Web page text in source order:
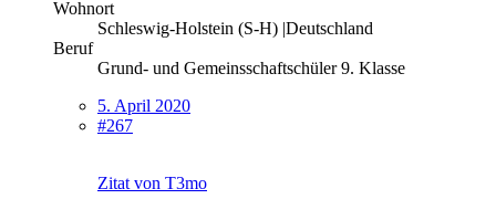
Wohnort
Schleswig-Holstein (S-H) |Deutschland
Beruf
Grund- und Gemeinsschaftschüler 9. Klasse
5. April 2020
#267
Zitat von T3mo